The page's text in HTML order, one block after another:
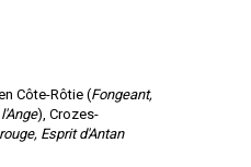
Côte-Rôtie (Fongeant,
), Crozes-
Esprit d'Antan